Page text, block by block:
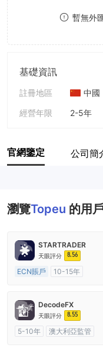
暫無外
基礎資訊
註冊地區
中國
經營年限
2-5年
官網鑒定 公司簡
瀏覽Topeu 的用
STARTRADER
天眼評分 8.56
ECN賬戶
10-15年
主標MT4
DecodeFX
天眼評分 8.55
5-10年
澳大利亞監管